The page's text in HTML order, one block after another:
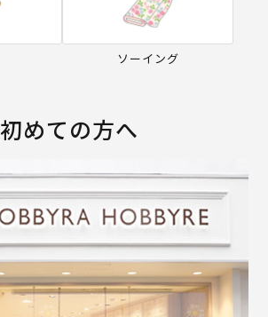
ソーイング
初めての方へ